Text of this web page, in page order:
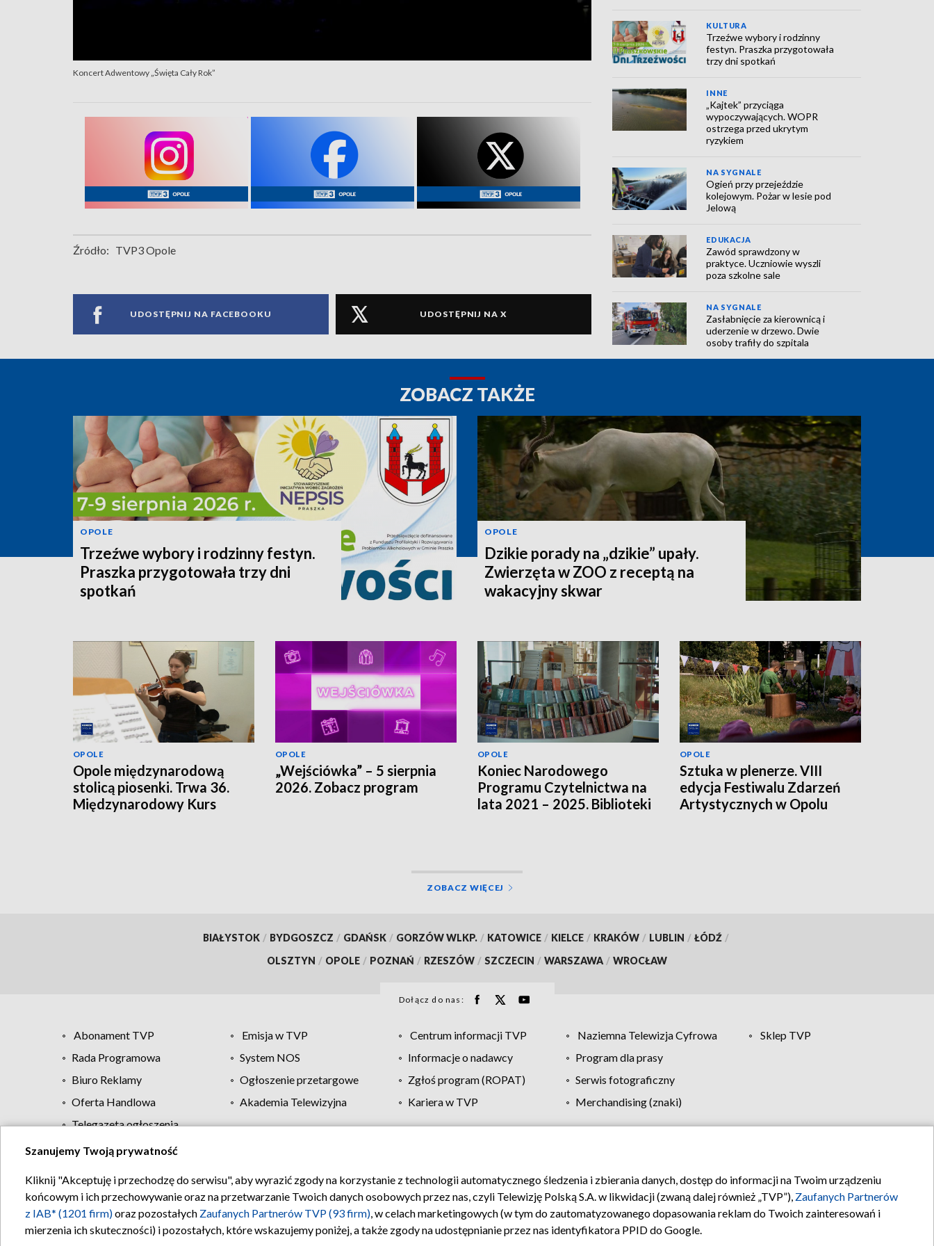
Koncert Adwentowy „Święta Cały Rok”
Źródło: TVP3 Opole
UDOSTĘPNIJ NA FACEBOOKU UDOSTĘPNIJ NA X
KULTURA
Trzeźwe wybory i rodzinny
festyn. Praszka przygotowała
trzy dni spotkań
INNE
„Kajtek” przyciąga
wypoczywających. WOPR
ostrzega przed ukrytym
ryzykiem
NA SYGNALE
Ogień przy przejeździe
kolejowym. Pożar w lesie pod
Jelową
EDUKACJA
Zawód sprawdzony w
praktyce. Uczniowie wyszli
poza szkolne sale
NA SYGNALE
Zasłabnięcie za kierownicą i
uderzenie w drzewo. Dwie
osoby trafiły do szpitala
ZOBACZ TAKŻE
OPOLE
Trzeźwe wybory i rodzinny festyn.
Praszka przygotowała trzy dni
spotkań
OPOLE
Dzikie porady na „dzikie” upały.
Zwierzęta w ZOO z receptą na
wakacyjny skwar
OPOLE
Opole międzynarodową
stolicą piosenki. Trwa 36.
Międzynarodowy Kurs
OPOLE
„Wejściówka” – 5 sierpnia
2026. Zobacz program
OPOLE
Koniec Narodowego
Programu Czytelnictwa na
lata 2021 – 2025. Biblioteki
OPOLE
Sztuka w plenerze. VIII
edycja Festiwalu Zdarzeń
Artystycznych w Opolu
ZOBACZ WIĘCEJ
BIAŁYSTOK / BYDGOSZCZ / GDAŃSK / GORZÓW WLKP. / KATOWICE / KIELCE / KRAKÓW / LUBLIN / ŁÓDŹ /
OLSZTYN / OPOLE / POZNAŃ / RZESZÓW / SZCZECIN / WARSZAWA / WROCŁAW
Dołącz do nas:
Abonament TVP Emisja w TVP Centrum informacji TVP Naziemna Telewizja Cyfrowa
Sklep TVP
Rada Programowa
System NOS Informacje o nadawcy
Program dla prasy
Biuro Reklamy
Ogłoszenie przetargowe Zgłoś program (ROPAT)
Serwis fotograficzny
Oferta Handlowa
Akademia Telewizyjna Kariera w TVP
Merchandising (znaki)
Telegazeta ogłoszenia
Regulamin TVP Polityka prywatności Moje zgody Pomoc Biuro reklamy Kontakt
Szanujemy Twoją prywatność
Kliknij "Akceptuję i przechodzę do serwisu", aby wyrazić zgody na korzystanie z technologii automatycznego śledzenia i zbierania danych, dostęp do informacji na Twoim urządzeniu
końcowym i ich przechowywanie oraz na przetwarzanie Twoich danych osobowych przez nas, czyli Telewizję Polską S.A. w likwidacji (zwaną dalej również „TVP”), Zaufanych Partnerów
z IAB* (1201 firm)oraz pozostałych Zaufanych Partnerów TVP (93 firm), w celach marketingowych (w tym do zautomatyzowanego dopasowania reklam do Twoich zainteresowań i
mierzenia ich skuteczności) i pozostałych, które wskazujemy poniżej, a także zgody na udostępnianie przez nas identyfikatora PPID do Google.